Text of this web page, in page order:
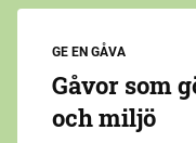
GE EN GÅVA
Gåvor som
och miljö